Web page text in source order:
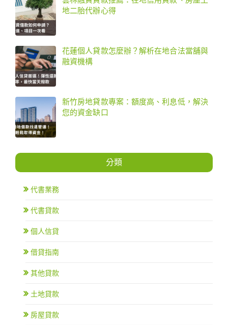
地二胎代辦心得
花蓮個人貸款怎麼辦？解析在地合法當舖與
融資機構
新竹房地貸款專案：額度高、利息低，解決
您的資金缺口
分類
代書業務
代書貸款
個人信貸
借貸指南
其他貸款
土地貸款
房屋貸款